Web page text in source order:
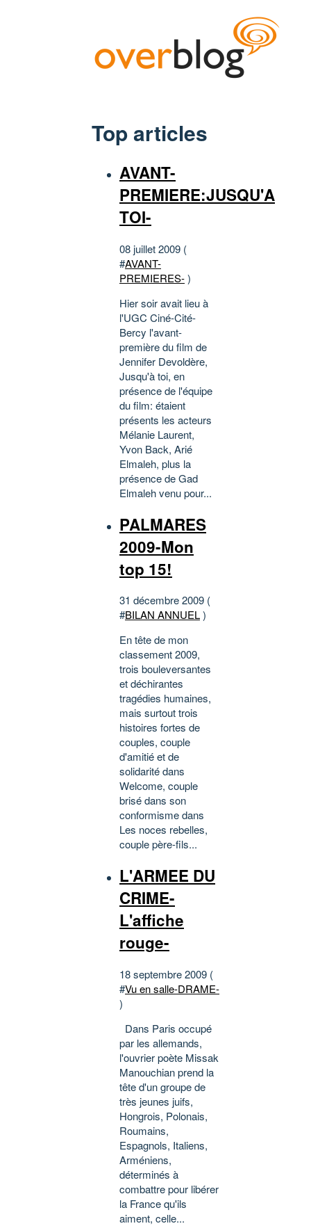
Top articles
AVANT-
PREMIERE:JUSQU'A
TOI-
08 juillet 2009 (
#AVANT-
PREMIERES-)
Hier soir avait lieu à
l'UGC Ciné-Cité-
Bercy l'avant-
première du film de
Jennifer Devoldère,
Jusqu'à toi, en
présence de l'équipe
du film: étaient
présents les acteurs
Mélanie Laurent,
Yvon Back, Arié
Elmaleh, plus la
présence de Gad
Elmaleh venu pour...
PALMARES
2009-Mon
top 15!
31 décembre 2009 (
#BILAN ANNUEL)
En tête de mon
classement 2009,
trois bouleversantes
et déchirantes
tragédies humaines,
mais surtout trois
histoires fortes de
couples, couple
d'amitié et de
solidarité dans
Welcome, couple
brisé dans son
conformisme dans
Les noces rebelles,
couple père-fils...
L'ARMEE DU
CRIME-
L'affiche
rouge-
18 septembre 2009 (
#Vu en salle-DRAME-
)
Dans Paris occupé
par les allemands,
l'ouvrier poète Missak
Manouchian prend la
tête d'un groupe de
très jeunes juifs,
Hongrois, Polonais,
Roumains,
Espagnols, Italiens,
Arméniens,
déterminés à
combattre pour libérer
la France qu'ils
aiment, celle...